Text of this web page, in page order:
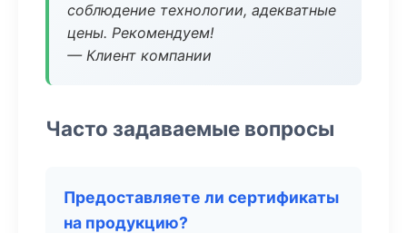
соблюдение технологии, адекватные
цены. Рекомендуем!
— Клиент компании
Часто задаваемые вопросы
Предоставляете ли сертификаты
на продукцию?